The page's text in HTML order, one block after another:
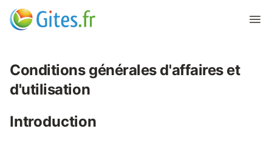
Conditions générales d'affaires et
d'utilisation
Introduction